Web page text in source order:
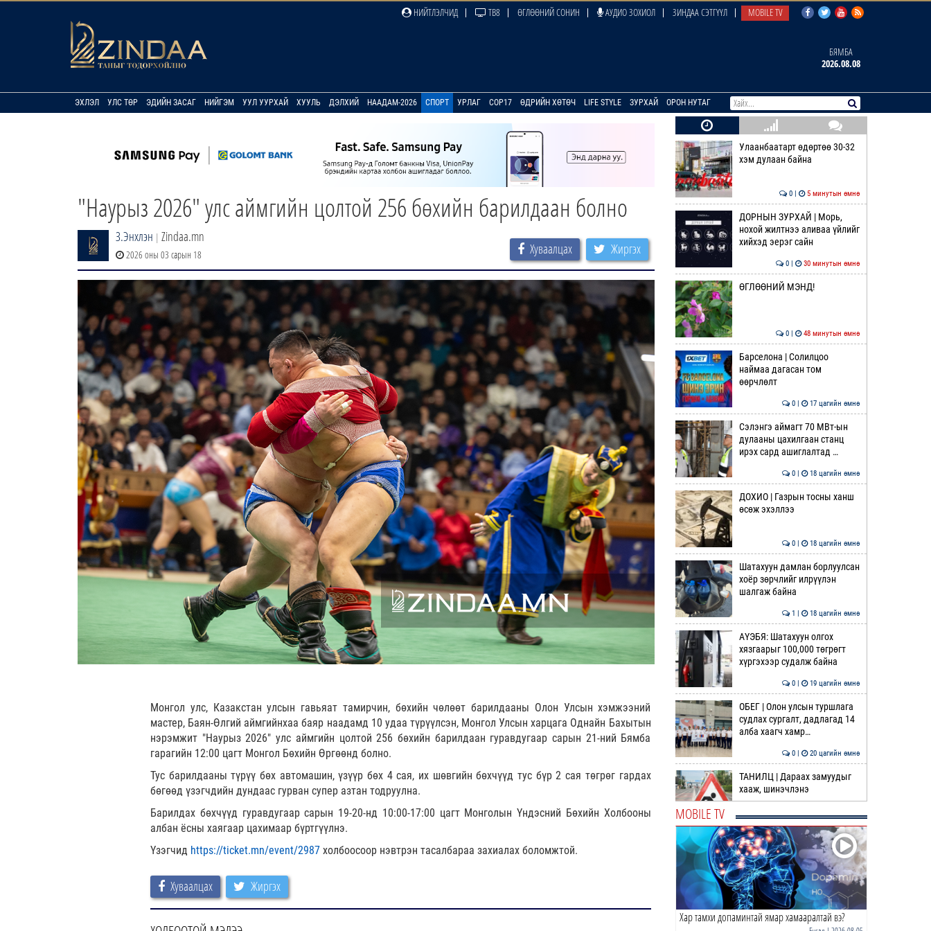
НИЙТЛЭЛЧИД ТВ8 ӨГЛӨӨНИЙ СОНИН АУДИО ЗОХИОЛ ЗИНДАА СЭТГҮҮЛ MOBILE TV
БЯМБА
2026.08.08
ЭХЛЭЛ УЛС ТӨР ЭДИЙН ЗАСАГ НИЙГЭМ УУЛ УУРХАЙ ХУУЛЬ ДЭЛХИЙ НААДАМ-2026 СПОРТ УРЛАГ COP17 ӨДРИЙН ХӨТӨЧ LIFE STYLE ЗУРХАЙ ОРОН НУТАГ
"Наурыз 2026" улс аймгийн цолтой 256 бөхийн барилдаан болно
З.Энхлэн | Zindaa.mn
2026 оны 03 сарын 18 Хуваалцах Жиргэх
Монгол улс, Казакстан улсын гавьяат тамирчин, бөхийн чөлөөт барилдааны Олон Улсын хэмжээний
мастер, Баян-Өлгий аймгийнхаа баяр наадамд 10 удаа түрүүлсэн, Монгол Улсын харцага Однайн Бахытын
нэрэмжит "Наурыз 2026" улс аймгийн цолтой 256 бөхийн барилдаан гуравдугаар сарын 21-ний Бямба
гарагийн 12:00 цагт Монгол Бөхийн Өргөөнд болно.
Тус барилдааны түрүү бөх автомашин, үзүүр бөх 4 сая, их шөвгийн бөхчүүд тус бүр 2 сая төгрөг гардах
бөгөөд үзэгчдийн дундаас гурван супер азтан тодруулна.
Барилдах бөхчүүд гуравдугаар сарын 19-20-нд 10:00-17:00 цагт Монголын Үндэсний Бөхийн Холбооны
албан ёсны хаягаар цахимаар бүртгүүлнэ.
Үзэгчид https://ticket.mn/event/2987 холбоосоор нэвтрэн тасалбараа захиалах боломжтой.
Хуваалцах Жиргэх
Улаанбаатарт өдөртөө 30-32
хэм дулаан байна
0 | 5 минутын өмнө
ДОРНЫН ЗУРХАЙ | Морь,
нохой жилтнээ аливаа үйлийг
хийхэд эерэг сайн
0 | 30 минутын өмнө
ӨГЛӨӨНИЙ МЭНД!
0 | 48 минутын өмнө
Барселона | Солилцоо
наймаа дагасан том
өөрчлөлт
0 | 17 цагийн өмнө
Сэлэнгэ аймагт 70 МВт-ын
дулааны цахилгаан станц
ирэх сард ашиглалтад …
0 | 18 цагийн өмнө
ДОХИО | Газрын тосны ханш
өсөж эхэллээ
0 | 18 цагийн өмнө
Шатахуун дамлан борлуулсан
хоёр зөрчлийг илрүүлэн
шалгаж байна
1 | 18 цагийн өмнө
АҮЭБЯ: Шатахуун олгох
хязгаарыг 100,000 төгрөгт
хүргэхээр судалж байна
0 | 19 цагийн өмнө
ОБЕГ | Олон улсын туршлага
судлах сургалт, дадлагад 14
алба хаагч хамр…
0 | 20 цагийн өмнө
ТАНИЛЦ | Дараах замуудыг
хааж, шинэчлэнэ
Шатахууныг олон хошуугаар
олгохыг үүрэгджээ
0 | 21 цагийн өмнө
“Нүүрс пиролизийн үйлдвэр”-
MOBILE TV
Хар тамхи допаминтай ямар хамааралтай вэ?